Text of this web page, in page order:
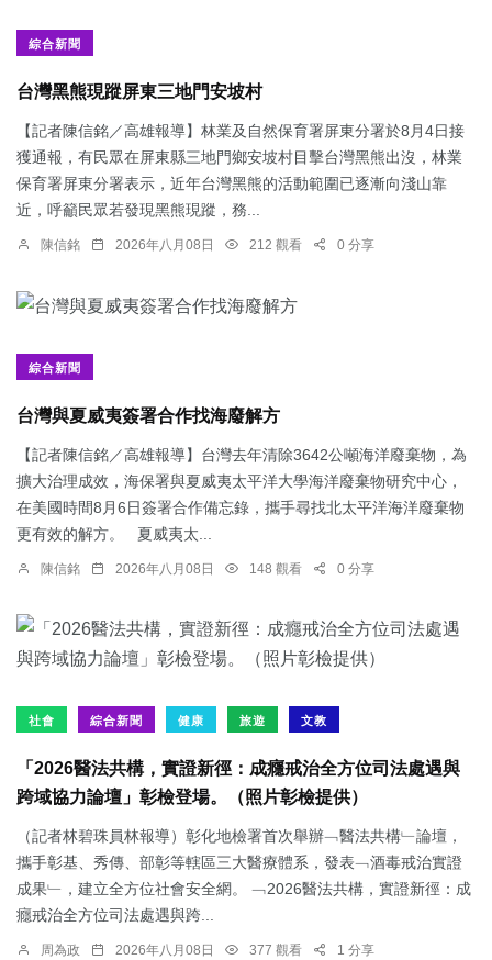
綜合新聞
台灣黑熊現蹤屏東三地門安坡村
【記者陳信銘／高雄報導】林業及自然保育署屏東分署於8月4日接
獲通報，有民眾在屏東縣三地門鄉安坡村目擊台灣黑熊出沒，林業
保育署屏東分署表示，近年台灣黑熊的活動範圍已逐漸向淺山靠
近，呼籲民眾若發現黑熊現蹤，務...
陳信銘 2026年八月08日 212 觀看 0 分享
綜合新聞
台灣與夏威夷簽署合作找海廢解方
【記者陳信銘／高雄報導】台灣去年清除3642公噸海洋廢棄物，為
擴大治理成效，海保署與夏威夷太平洋大學海洋廢棄物研究中心，
在美國時間8月6日簽署合作備忘錄，攜手尋找北太平洋海洋廢棄物
更有效的解方。 夏威夷太...
陳信銘 2026年八月08日 148 觀看 0 分享
社會 綜合新聞 健康 旅遊 文教
「2026醫法共構，實證新徑：成癮戒治全方位司法處遇與
跨域協力論壇」彰檢登場。（照片彰檢提供）
（記者林碧珠員林報導）彰化地檢署首次舉辦﹁醫法共構﹂論壇，
攜手彰基、秀傳、部彰等轄區三大醫療體系，發表﹁酒毒戒治實證
成果﹂，建立全方位社會安全網。 ﹁2026醫法共構，實證新徑：成
癮戒治全方位司法處遇與跨...
周為政 2026年八月08日 377 觀看 1 分享